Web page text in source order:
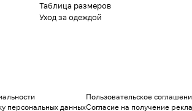
Таблица размеров
Уход за одеждой
персональных данных
Пользовательское
Согласие на получение